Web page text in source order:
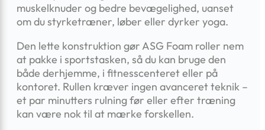
muskelknuder og bedre bevægelighed, uanset
om du styrketræner, løber eller dyrker yoga.
Den lette konstruktion gør ASG Foam roller nem
at pakke i sportstasken, så du kan bruge den
både derhjemme, i fitnesscenteret eller på
kontoret. Rullen kræver ingen avanceret teknik –
et par minutters rulning før eller efter træning
kan være nok til at mærke forskellen.